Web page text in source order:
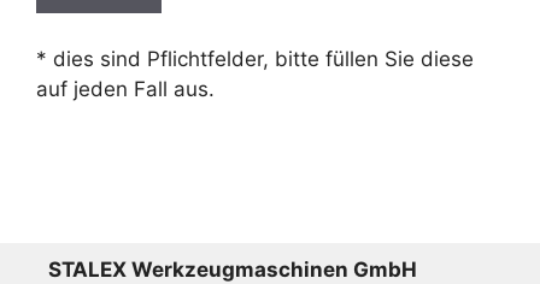
* dies sind Pflichtfelder, bitte füllen Sie diese
auf jeden Fall aus.
STALEX Werkzeugmaschinen GmbH